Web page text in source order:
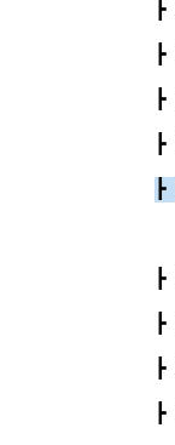
┣
┣
┣
┣
┣
┣
┣
┣